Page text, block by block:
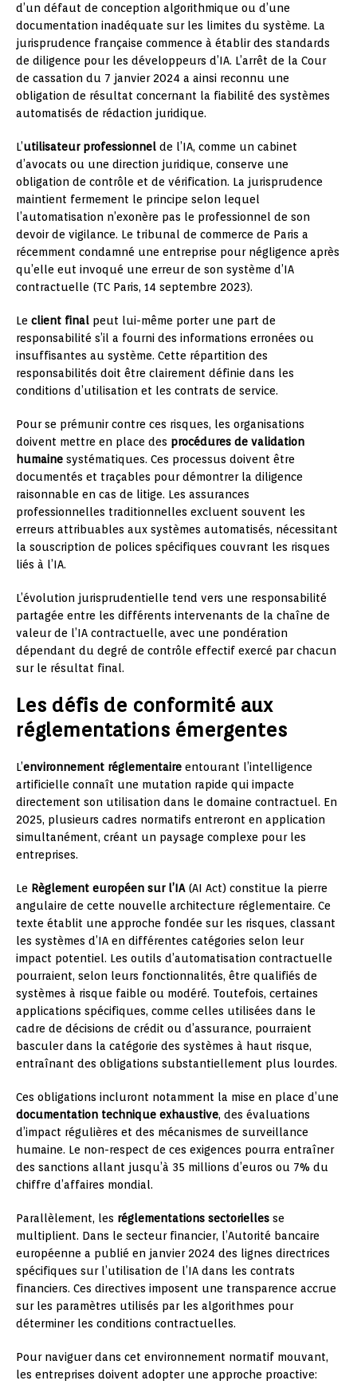
d’un défaut de conception algorithmique ou d’une
documentation inadéquate sur les limites du système. La
jurisprudence française commence à établir des standards
de diligence pour les développeurs d’IA. L’arrêt de la Cour
de cassation du 7 janvier 2024 a ainsi reconnu une
obligation de résultat concernant la fiabilité des systèmes
automatisés de rédaction juridique.
L’utilisateur professionnel de l’IA, comme un cabinet
d’avocats ou une direction juridique, conserve une
obligation de contrôle et de vérification. La jurisprudence
maintient fermement le principe selon lequel
l’automatisation n’exonère pas le professionnel de son
devoir de vigilance. Le tribunal de commerce de Paris a
récemment condamné une entreprise pour négligence après
qu’elle eut invoqué une erreur de son système d’IA
contractuelle (TC Paris, 14 septembre 2023).
Le client final peut lui-même porter une part de
responsabilité s’il a fourni des informations erronées ou
insuffisantes au système. Cette répartition des
responsabilités doit être clairement définie dans les
conditions d’utilisation et les contrats de service.
Pour se prémunir contre ces risques, les organisations
doivent mettre en place des procédures de validation
humaine systématiques. Ces processus doivent être
documentés et traçables pour démontrer la diligence
raisonnable en cas de litige. Les assurances
professionnelles traditionnelles excluent souvent les
erreurs attribuables aux systèmes automatisés, nécessitant
la souscription de polices spécifiques couvrant les risques
liés à l’IA.
L’évolution jurisprudentielle tend vers une responsabilité
partagée entre les différents intervenants de la chaîne de
valeur de l’IA contractuelle, avec une pondération
dépendant du degré de contrôle effectif exercé par chacun
sur le résultat final.
Les défis de conformité aux
réglementations émergentes
L’environnement réglementaire entourant l’intelligence
artificielle connaît une mutation rapide qui impacte
directement son utilisation dans le domaine contractuel. En
2025, plusieurs cadres normatifs entreront en application
simultanément, créant un paysage complexe pour les
entreprises.
Le Règlement européen sur l’IA(AI Act) constitue la pierre
angulaire de cette nouvelle architecture réglementaire. Ce
texte établit une approche fondée sur les risques, classant
les systèmes d’IA en différentes catégories selon leur
impact potentiel. Les outils d’automatisation contractuelle
pourraient, selon leurs fonctionnalités, être qualifiés de
systèmes à risque faible ou modéré. Toutefois, certaines
applications spécifiques, comme celles utilisées dans le
cadre de décisions de crédit ou d’assurance, pourraient
basculer dans la catégorie des systèmes à haut risque,
entraînant des obligations substantiellement plus lourdes.
Ces obligations incluront notamment la mise en place d’une
documentation technique exhaustive, des évaluations
d’impact régulières et des mécanismes de surveillance
humaine. Le non-respect de ces exigences pourra entraîner
des sanctions allant jusqu’à 35 millions d’euros ou 7% du
chiffre d’affaires mondial.
Parallèlement, les réglementations sectorielles se
multiplient. Dans le secteur financier, l’Autorité bancaire
européenne a publié en janvier 2024 des lignes directrices
spécifiques sur l’utilisation de l’IA dans les contrats
financiers. Ces directives imposent une transparence accrue
sur les paramètres utilisés par les algorithmes pour
déterminer les conditions contractuelles.
Pour naviguer dans cet environnement normatif mouvant,
les entreprises doivent adopter une approche proactive: